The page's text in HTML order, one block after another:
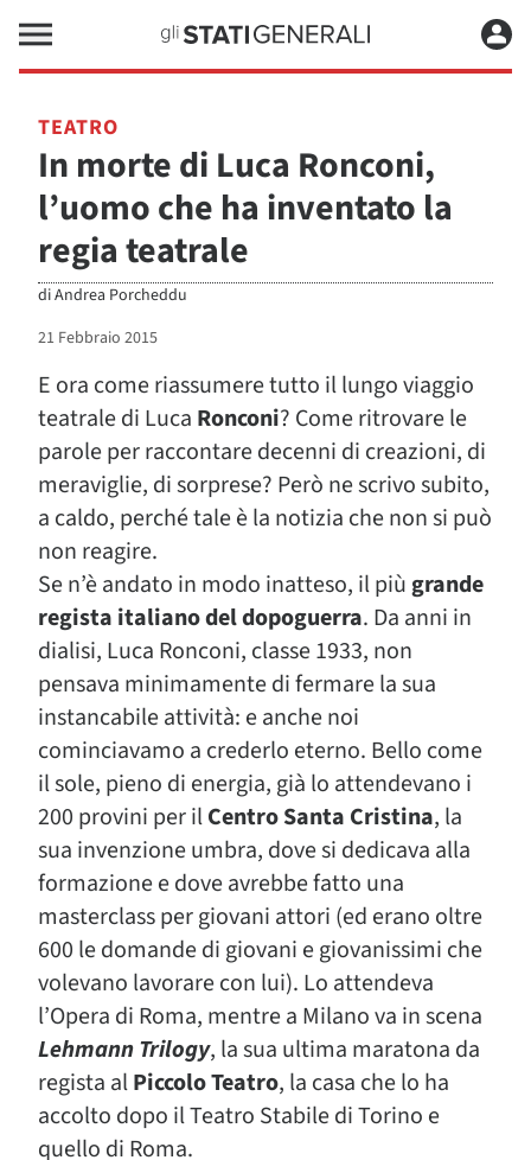
TEATRO
In morte di Luca Ronconi,
l’uomo che ha inventato la
regia teatrale
diAndrea Porcheddu
21 Febbraio 2015
E ora come riassumere tutto il lungo viaggio
teatrale di Luca Ronconi? Come ritrovare le
parole per raccontare decenni di creazioni, di
meraviglie, di sorprese? Però ne scrivo subito,
a caldo, perché tale è la notizia che non si può
non reagire.
Se n’è andato in modo inatteso, il piùgrande
regista italiano del dopoguerra. Da anni in
dialisi, Luca Ronconi, classe 1933, non
pensava minimamente di fermare la sua
instancabile attività: e anche noi
cominciavamo a crederlo eterno. Bello come
il sole, pieno di energia, già lo attendevano i
200 provini per ilCentro Santa Cristina, la
sua invenzione umbra, dove si dedicava alla
formazione e dove avrebbe fatto una
masterclass per giovani attori (ed erano oltre
600 le domande di giovani e giovanissimi che
volevano lavorare con lui). Lo attendeva
l’Opera di Roma, mentre a Milano va in scena
Lehmann Trilogy, la sua ultima maratona da
regista alPiccolo Teatro, la casa che lo ha
accolto dopo il Teatro Stabile di Torino e
quello di Roma.